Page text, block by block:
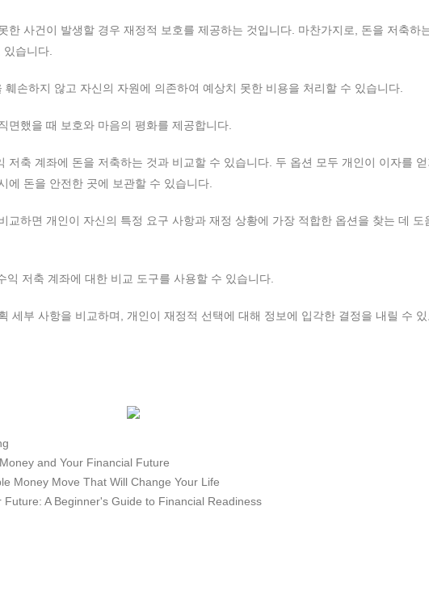
한 사건이 발생할 경우 재정적 보호를 제공하는 것입니다. 마찬가지로, 돈을 저축하
습니다.
손하지 않고 자신의 자원에 의존하여 예상치 못한 비용을 처리할 수 있습니다.
면했을 때 보호와 마음의 평화를 제공합니다.
저축 계좌에 돈을 저축하는 것과 비교할 수 있습니다. 두 옵션 모두 개인이 이자를
에 돈을 안전한 곳에 보관할 수 있습니다.
교하면 개인이 자신의 특정 요구 사항과 재정 상황에 가장 적합한 옵션을 찾는 데 도
저축 계좌에 대한 비교 도구를 사용할 수 있습니다.
세부 사항을 비교하며, 개인이 재정적 선택에 대해 정보에 입각한 결정을 내릴 수 있
and Your Financial Future
Money Move That Will Change Your Life
Future: A Beginner's Guide to Financial Readiness